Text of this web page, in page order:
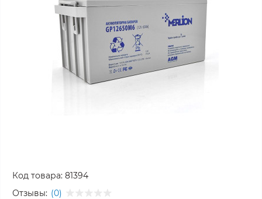
Код товара: 81394
Отзывы: (0)